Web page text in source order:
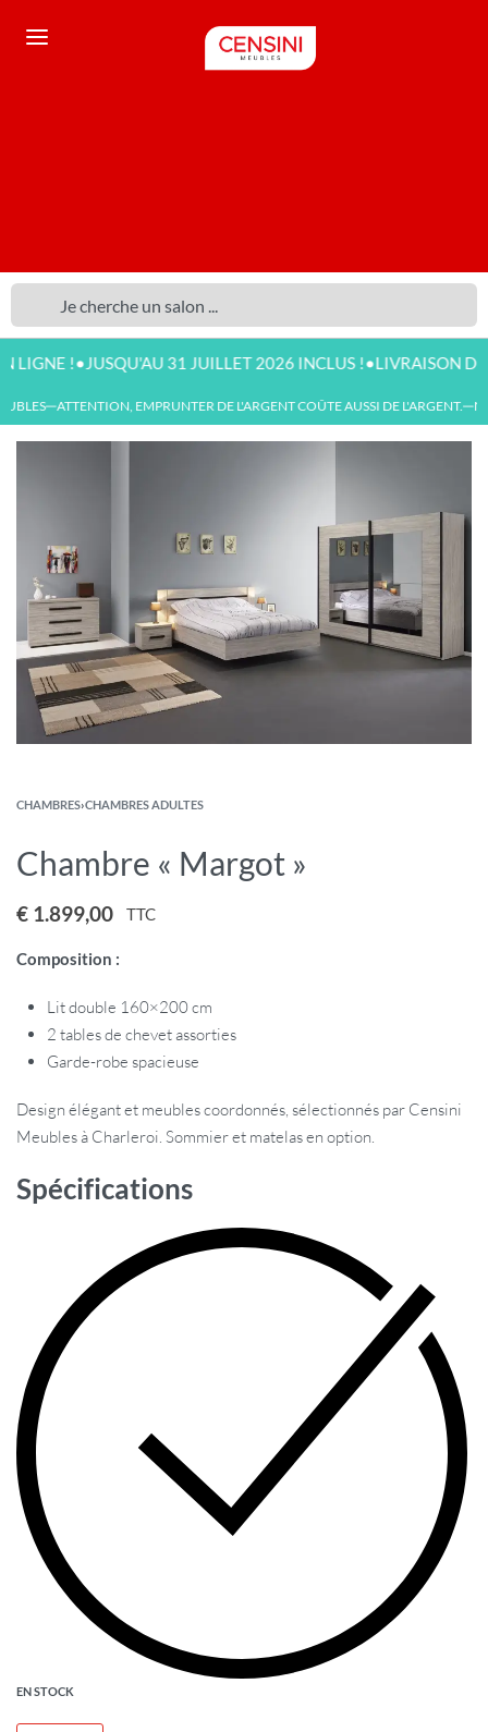
!•JUSQU'AU 31 JUILLET 2026 INCLUS !•LIVRAISON
—ATTENTION, EMPRUNTER DE L'ARGENT COÛTE AUSSI DE L'ARGENT.—
CHAMBRES›CHAMBRES ADULTES
Chambre « Margot »
€ 1.899,00 TTC
Composition :
Lit double 160×200 cm
2 tables de chevet assorties
Garde-robe spacieuse
Design élégant et meubles coordonnés, sélectionnés par Censini
Meubles à Charleroi. Sommier et matelas en option.
Spécifications
EN STOCK